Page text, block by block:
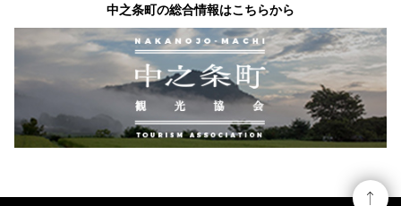
中之条町の総合情報はこちらから